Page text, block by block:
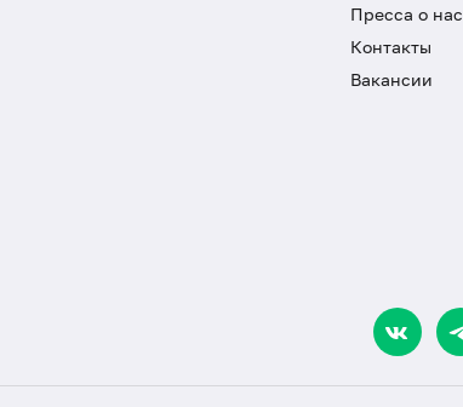
Пресса о нас
Контакты
Вакансии